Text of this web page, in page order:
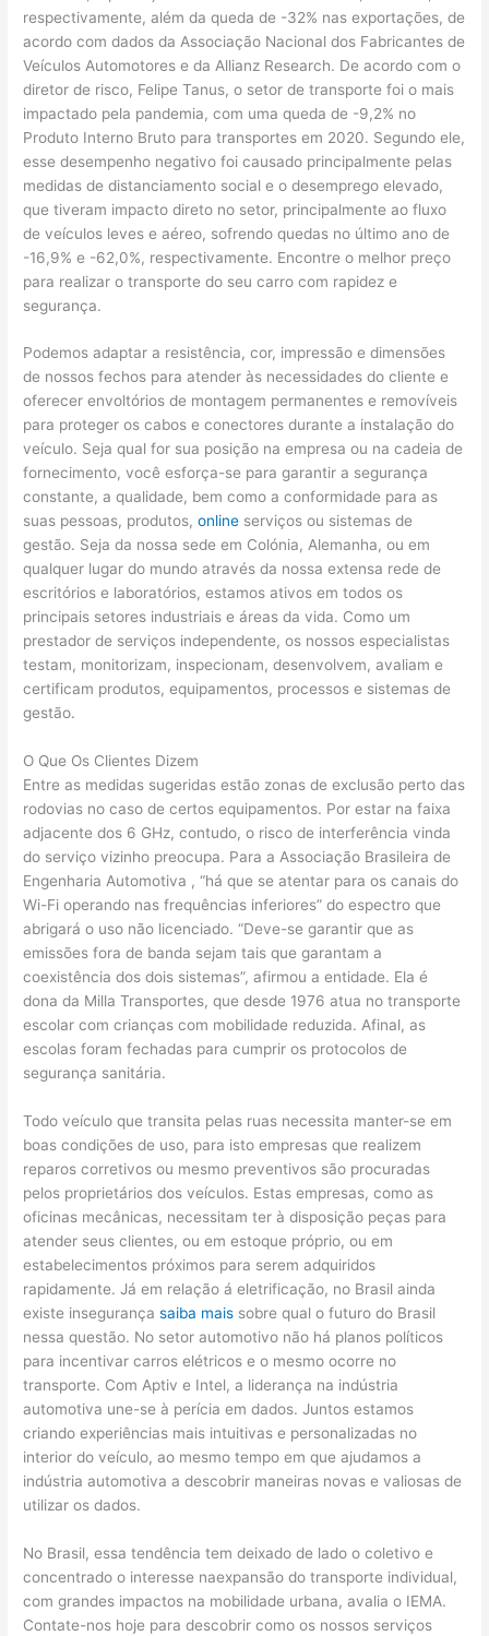
respectivamente, além da queda de -32% nas exportações, de
acordo com dados da Associação Nacional dos Fabricantes de
Veículos Automotores e da Allianz Research. De acordo com o
diretor de risco, Felipe Tanus, o setor de transporte foi o mais
impactado pela pandemia, com uma queda de -9,2% no
Produto Interno Bruto para transportes em 2020. Segundo ele,
esse desempenho negativo foi causado principalmente pelas
medidas de distanciamento social e o desemprego elevado,
que tiveram impacto direto no setor, principalmente ao fluxo
de veículos leves e aéreo, sofrendo quedas no último ano de
-16,9% e -62,0%, respectivamente. Encontre o melhor preço
para realizar o transporte do seu carro com rapidez e
segurança.
Podemos adaptar a resistência, cor, impressão e dimensões
de nossos fechos para atender às necessidades do cliente e
oferecer envoltórios de montagem permanentes e removíveis
para proteger os cabos e conectores durante a instalação do
veículo. Seja qual for sua posição na empresa ou na cadeia de
fornecimento, você esforça-se para garantir a segurança
constante, a qualidade, bem como a conformidade para as
suas pessoas, produtos,online serviços ou sistemas de
gestão. Seja da nossa sede em Colónia, Alemanha, ou em
qualquer lugar do mundo através da nossa extensa rede de
escritórios e laboratórios, estamos ativos em todos os
principais setores industriais e áreas da vida. Como um
prestador de serviços independente, os nossos especialistas
testam, monitorizam, inspecionam, desenvolvem, avaliam e
certificam produtos, equipamentos, processos e sistemas de
gestão.
O Que Os Clientes Dizem
Entre as medidas sugeridas estão zonas de exclusão perto das
rodovias no caso de certos equipamentos. Por estar na faixa
adjacente dos 6 GHz, contudo, o risco de interferência vinda
do serviço vizinho preocupa. Para a Associação Brasileira de
Engenharia Automotiva , “há que se atentar para os canais do
Wi-Fi operando nas frequências inferiores” do espectro que
abrigará o uso não licenciado. “Deve-se garantir que as
emissões fora de banda sejam tais que garantam a
coexistência dos dois sistemas”, afirmou a entidade. Ela é
dona da Milla Transportes, que desde 1976 atua no transporte
escolar com crianças com mobilidade reduzida. Afinal, as
escolas foram fechadas para cumprir os protocolos de
segurança sanitária.
Todo veículo que transita pelas ruas necessita manter-se em
boas condições de uso, para isto empresas que realizem
reparos corretivos ou mesmo preventivos são procuradas
pelos proprietários dos veículos. Estas empresas, como as
oficinas mecânicas, necessitam ter à disposição peças para
atender seus clientes, ou em estoque próprio, ou em
estabelecimentos próximos para serem adquiridos
rapidamente. Já em relação á eletrificação, no Brasil ainda
existe insegurançasaiba mais sobre qual o futuro do Brasil
nessa questão. No setor automotivo não há planos políticos
para incentivar carros elétricos e o mesmo ocorre no
transporte. Com Aptiv e Intel, a liderança na indústria
automotiva une-se à perícia em dados. Juntos estamos
criando experiências mais intuitivas e personalizadas no
interior do veículo, ao mesmo tempo em que ajudamos a
indústria automotiva a descobrir maneiras novas e valiosas de
utilizar os dados.
No Brasil, essa tendência tem deixado de lado o coletivo e
concentrado o interesse naexpansão do transporte individual,
com grandes impactos na mobilidade urbana, avalia o IEMA.
Contate-nos hoje para descobrir como os nossos serviços